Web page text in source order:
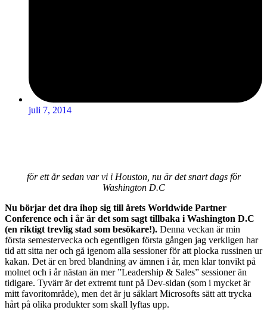
juli 7, 2014
för ett år sedan var vi i Houston, nu är det snart dags för
Washington D.C
Nu börjar det dra ihop sig till årets Worldwide Partner
Conference och i år är det som sagt tillbaka i Washington D.C
(en riktigt trevlig stad som besökare!). Denna veckan är min
första semestervecka och egentligen första gången jag verkligen har
tid att sitta ner och gå igenom alla sessioner för att plocka russinen ur
kakan. Det är en bred blandning av ämnen i år, men klar tonvikt på
molnet och i år nästan än mer ”Leadership & Sales” sessioner än
tidigare. Tyvärr är det extremt tunt på Dev-sidan (som i mycket är
mitt favoritområde), men det är ju såklart Microsofts sätt att trycka
hårt på olika produkter som skall lyftas upp.